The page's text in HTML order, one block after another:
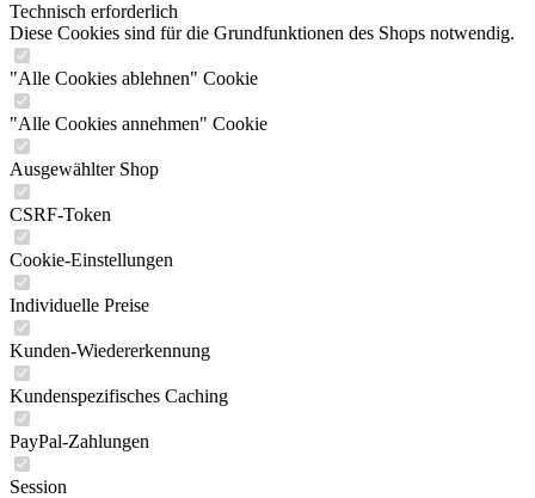
Technisch erforderlich
Diese Cookies sind für die Grundfunktionen des Shops notwendig.
"Alle Cookies ablehnen" Cookie
"Alle Cookies annehmen" Cookie
Ausgewählter Shop
CSRF-Token
Cookie-Einstellungen
Individuelle Preise
Kunden-Wiedererkennung
Kundenspezifisches Caching
PayPal-Zahlungen
Session